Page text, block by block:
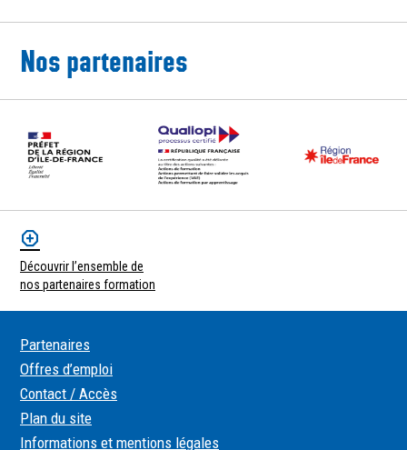
Nos partenaires
Découvrir l’ensemble de
nos partenaires formation
Partenaires
Offres d’emploi
Contact / Accès
Plan du site
Informations et mentions légales